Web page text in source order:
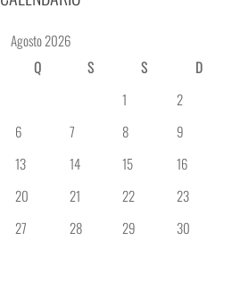
Agosto 2026
Q S S
D
1
2
6 7 8
9
13 14 15
16
20 21 22
23
27 28 29
30